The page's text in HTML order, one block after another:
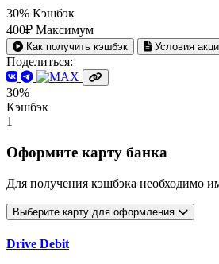
30% Кэшбэк
400₽ Максимум
Как получить кэшбэк Условия
Поделиться:
30%
Кэшбэк
1
Оформите карту банка
Для получения кэшбэка необходимо
Выберите карту для оформления
Drive Debit